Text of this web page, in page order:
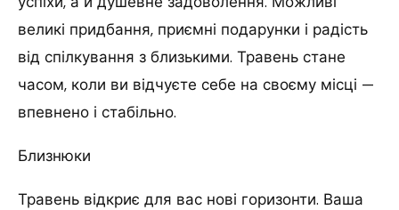
великі придбання, приємні подарунки і радість
від спілкування з близькими. Травень стане
часом, коли ви відчуєте себе на своєму місці —
впевнено і стабільно.
Близнюки
Травень відкриє для вас нові горизонти. Ваша